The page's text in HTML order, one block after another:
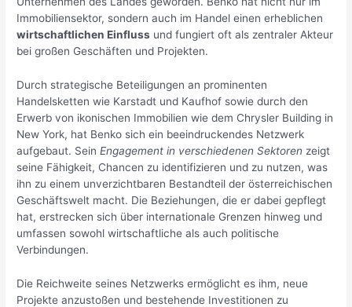
Immobiliensektor, sondern auch im Handel einen erheblichen
wirtschaftlichen Einfluss und fungiert oft als zentraler Akteur
bei großen Geschäften und Projekten.
Durch strategische Beteiligungen an prominenten
Handelsketten wie Karstadt und Kaufhof sowie durch den
Erwerb von ikonischen Immobilien wie dem Chrysler Building in
New York, hat Benko sich ein beeindruckendes Netzwerk
aufgebaut. SeinEngagement in verschiedenen Sektoren zeigt
seine Fähigkeit, Chancen zu identifizieren und zu nutzen, was
ihn zu einem unverzichtbaren Bestandteil der österreichischen
Geschäftswelt macht. Die Beziehungen, die er dabei gepflegt
hat, erstrecken sich über internationale Grenzen hinweg und
umfassen sowohl wirtschaftliche als auch politische
Verbindungen.
Die Reichweite seines Netzwerks ermöglicht es ihm, neue
Projekte anzustoßen und bestehende Investitionen zu